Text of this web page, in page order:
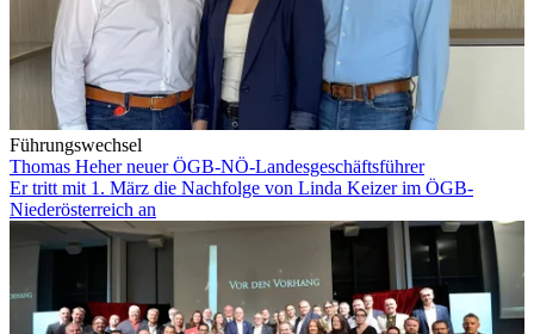
Führungswechsel
Thomas Heher neuer ÖGB-NÖ-Landesgeschäftsführer
Er tritt mit 1. März die Nachfolge von Linda Keizer im ÖGB-
Niederösterreich an